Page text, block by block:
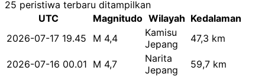
25 peristiwa terbaru ditampilkan
UTC
Magnitudo Wilayah Kedalaman
2026-07-17 19.45
M 4,4
Kamisu
Jepang
47,3 km
2026-07-16 00.01 M 4,7
Narita
Jepang
59,7 km